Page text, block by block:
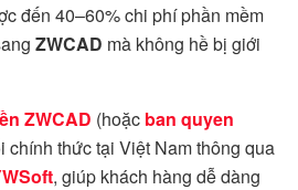
đến 40–60% chi phí phần mềm
ZWCAD mà không hề bị giới
ZWCAD (hoặc ban quyen
chính thức tại Việt Nam thông qua
, giúp khách hàng dễ dàng